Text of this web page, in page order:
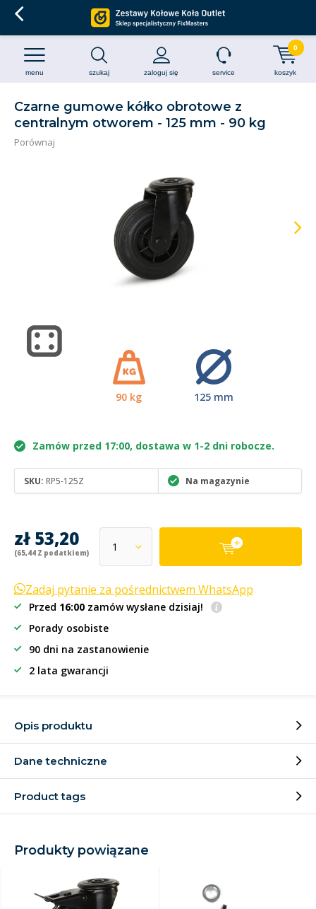
szukaj zaloguj się
menu service koszyk
0
Czarne gumowe kółko obrotowe z
centralnym otworem - 125 mm - 90 kg
Porównaj
90 kg 125 mm
Zamów przed 17:00, dostawa w 1-2 dni robocze.
SKU: RP5-125Z Na magazynie
zł 53,20
(65,44 Z podatkiem)
Zadaj pytanie za pośrednictwem WhatsApp
Przed 16:00 zamów wysłane dzisiaj!
Porady osobiste
90 dni na zastanowienie
2 lata gwarancji
Opis produktu
Dane techniczne
Product tags
Produkty powiązane